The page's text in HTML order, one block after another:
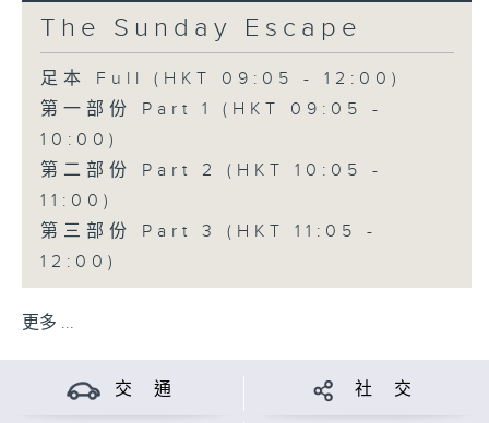
The Sunday Escape
足本 Full (HKT 09:05 - 12:00)
第一部份 Part 1 (HKT 09:05 -
10:00)
第二部份 Part 2 (HKT 10:05 -
11:00)
第三部份 Part 3 (HKT 11:05 -
12:00)
更多 ...
交 通 社 交